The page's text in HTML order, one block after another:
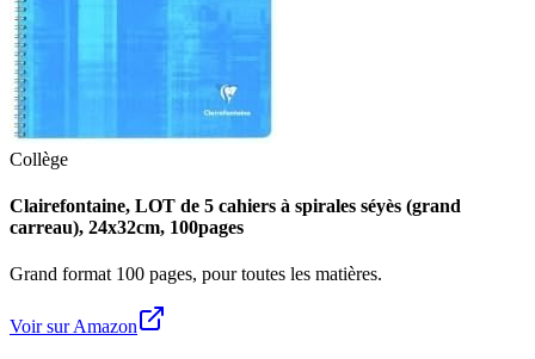
Collège
Clairefontaine, LOT de 5 cahiers à spirales séyès (grand
carreau), 24x32cm, 100pages
Grand format 100 pages, pour toutes les matières.
Voir sur Amazon